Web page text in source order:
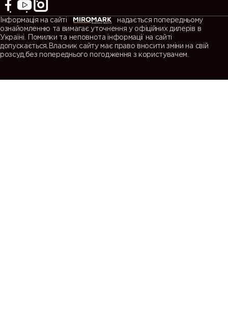
Інформація на сайті
надається попередньому
ознайомленню та вимагає уточнення у офіційних дилерів в
Україні. Помилки та неповнота інформації на сайті
допускається.Власник сайту має право вносити зміни на свій
розсуд,без попереднього погодження з користувачем.